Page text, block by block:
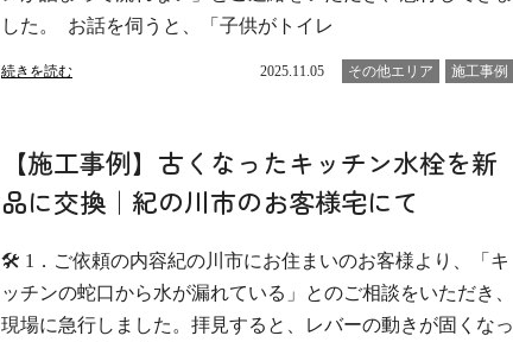
した。 お話を伺うと、「子供がトイレ
続きを読む 2025.11.05 その他エリア 施工事例
【施工事例】古くなったキッチン水栓を新
品に交換｜紀の川市のお客様宅にて
🛠 1．ご依頼の内容紀の川市にお住まいのお客様より、「キ
ッチンの蛇口から水が漏れている」とのご相談をいただき、
現場に急行しました。拝見すると、レバーの動きが固くなっ